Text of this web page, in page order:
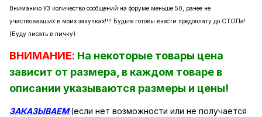
Вниманию УЗ количество сообщений на форуме меньше 50, ранее не
участвовавших в моих закупках!!!! Будьте готовы внести предоплату до СТОПа!
(Буду писать в личку)
ВНИМАНИЕ: На некоторые товары цена
зависит от размера, в каждом товаре в
описании указываются размеры и цены!
ЗАКАЗЫВАЕМ (если нет возможности или не получается